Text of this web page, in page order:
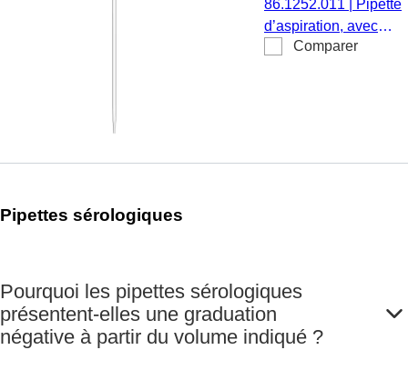
stérile,
apyrogène/exempt
d’endotoxine, non
86.1252.011
Pipette
d’aspiration, avec
embout, non
Comparer
Pipettes sérologiques
Pourquoi les pipettes sérologiques
présentent-elles une graduation
négative à partir du volume indiqué ?